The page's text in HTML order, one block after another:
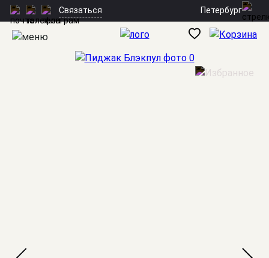
Связаться Петербург